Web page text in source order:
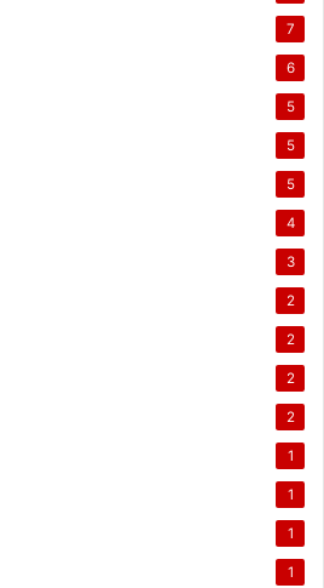
7
6
5
5
5
4
3
2
2
2
2
1
1
1
1